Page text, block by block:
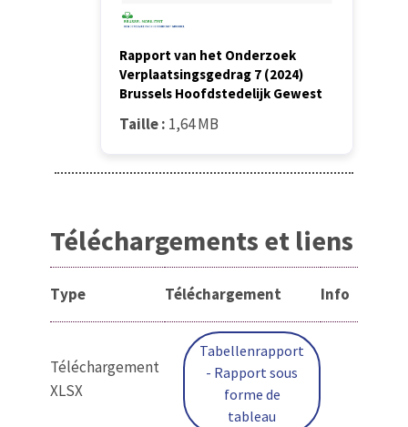
Rapport van het Onderzoek
Verplaatsingsgedrag 7 (2024)
Brussels Hoofdstedelijk Gewest
Taille : 1,64 MB
Téléchargements et liens
Type Téléchargement Info
Téléchargement
XLSX
Tabellenrapport
- Rapport sous
forme de
tableau